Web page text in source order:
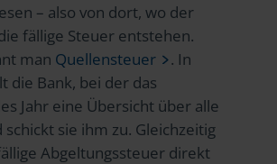
– also von dort, wo der
fällige Steuer entstehen.
man Quellensteuer
. In
die Bank, bei der das
Jahr eine Übersicht über alle
sie ihm zu. Gleichzeitig
Abgeltungssteuer direkt